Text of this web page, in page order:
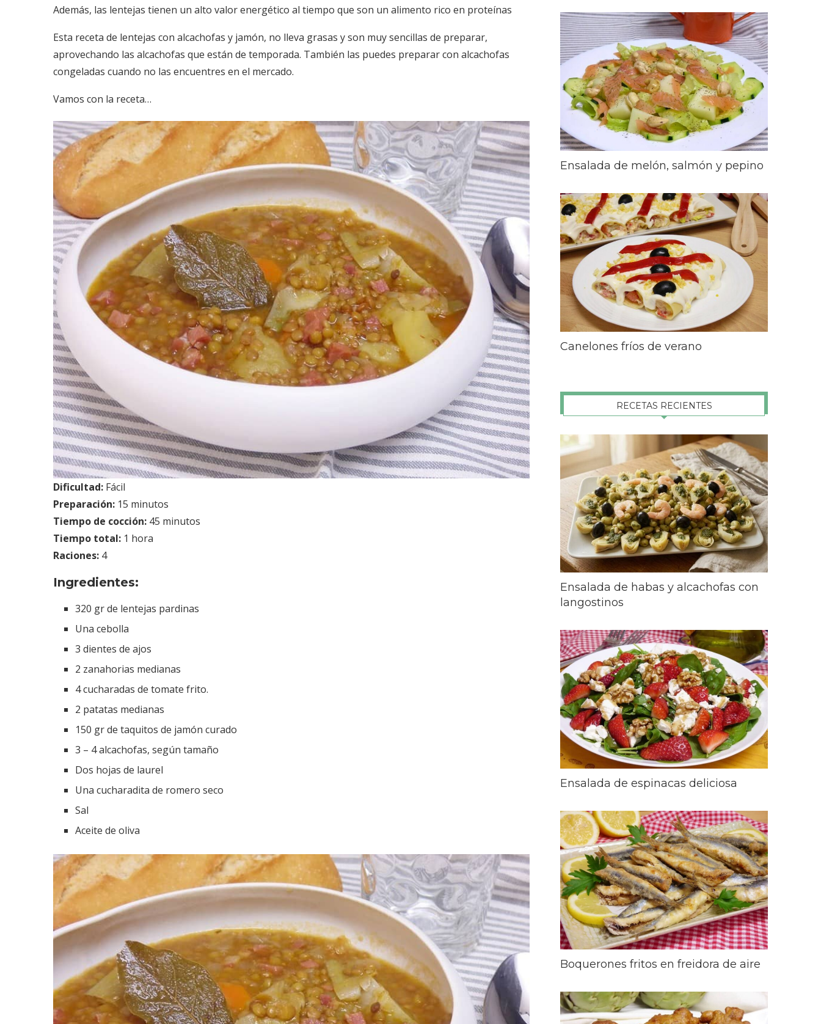
Además, las lentejas tienen un alto valor energético al tiempo que son un alimento rico en proteínas
Esta receta de lentejas con alcachofas y jamón, no lleva grasas y son muy sencillas de preparar,
aprovechando las alcachofas que están de temporada. También las puedes preparar con alcachofas
congeladas cuando no las encuentres en el mercado.
Vamos con la receta…
Dificultad: Fácil
Preparación: 15 minutos
Tiempo de cocción: 45 minutos
Tiempo total: 1 hora
Raciones: 4
Ingredientes:
320 gr de lentejas pardinas
Una cebolla
3 dientes de ajos
2 zanahorias medianas
4 cucharadas de tomate frito.
2 patatas medianas
150 gr de taquitos de jamón curado
3 – 4 alcachofas, según tamaño
Dos hojas de laurel
Una cucharadita de romero seco
Sal
Aceite de oliva
Ensalada de melón, salmón y pepino
Canelones fríos de verano
RECETAS RECIENTES
Ensalada de habas y alcachofas con
langostinos
Ensalada de espinacas deliciosa
Boquerones fritos en freidora de aire